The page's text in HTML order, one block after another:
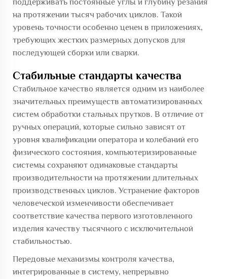
на протяжении тысяч рабочих циклов. Такой
уровень точности особенно ценен в приложениях,
требующих жестких размерных допусков для
последующей сборки или сварки.
Стабильные стандарты качества
Стабильное качество является одним из наиболее
значительных преимуществ автоматизированных
систем обработки стальных прутков. В отличие от
ручных операций, которые сильно зависят от
уровня квалификации оператора и колебаний его
физического состояния, компьютеризированные
системы сохраняют одинаковые стандарты
производительности на протяжении длительных
производственных циклов. Устранение факторов
человеческой изменчивости обеспечивает
соответствие качества первого изготовленного
изделия качеству тысячного с исключительной
стабильностью.
Передовые механизмы контроля качества,
интегрированные в систему, непрерывно